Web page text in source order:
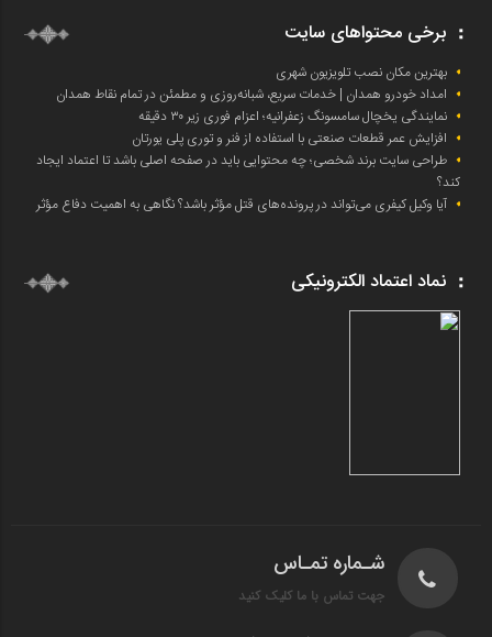
برخی محتواهای سایت
بهترین مکان نصب تلویزیون شهری
امداد خودرو همدان | خدمات سریع، شبانه‌روزی و مطمئن در تمام نقاط همدان
نمایندگی یخچال سامسونگ زعفرانیه؛ اعزام فوری زیر ۳۰ دقیقه
افزایش عمر قطعات صنعتی با استفاده از فنر و توری پلی یورتان
طراحی سایت برند شخصی؛ چه محتوایی باید در صفحه اصلی باشد تا اعتماد ایجاد
کند؟
آیا وکیل کیفری می‌تواند در پرونده‌های قتل مؤثر باشد؟ نگاهی به اهمیت دفاع مؤثر
نماد اعتماد الکترونیکی
شـماره تمـاس
جهت تماس با ما کلیک کنید